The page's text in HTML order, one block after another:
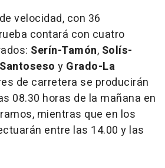
velocidad, con 36
contará con cuatro
Serín-Tamón, Solís-
y Grado-La
de carretera se producirán
08.30 horas de la mañana en
mientras que en los
entre las 14.00 y las